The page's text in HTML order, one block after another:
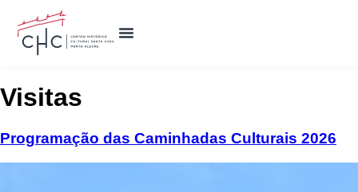
Visitas
Programação das Caminhadas Culturais 2026